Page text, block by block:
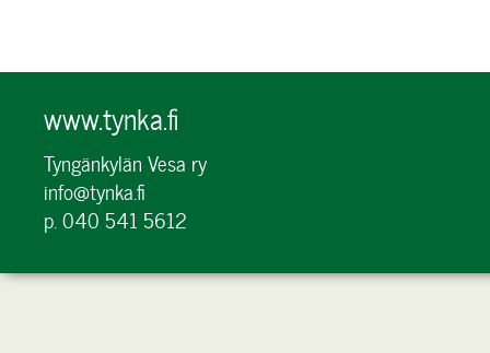
www.tynka.fi
Tyngänkylän Vesa ry
info@tynka.fi
p. 040 541 5612